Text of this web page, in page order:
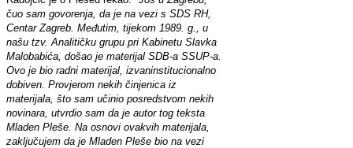
čuo sam govorenja, da je na vezi s SDS RH,
Centar Zagreb. Međutim, tijekom 1989. g., u
našu tzv. Analitičku grupu pri Kabinetu Slavka
Malobabića, došao je materijal SDB-a SSUP-a.
Ovo je bio radni materijal, izvaninstitucionalno
dobiven. Provjerom nekih činjenica iz
materijala, što sam učinio posredstvom nekih
novinara, utvrdio sam da je autor tog teksta
Mladen Pleše. Na osnovi ovakvih materijala,
zaključujem da je Mladen Pleše bio na vezi